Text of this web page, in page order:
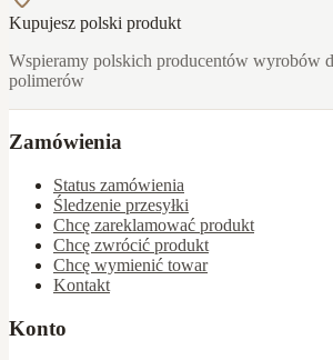
Kupujesz polski produkt
Wspieramy polskich producentów wyrobów
polimerów
Zamówienia
Status zamówienia
Śledzenie przesyłki
Chcę zareklamować produkt
Chcę zwrócić produkt
Chcę wymienić towar
Kontakt
Konto